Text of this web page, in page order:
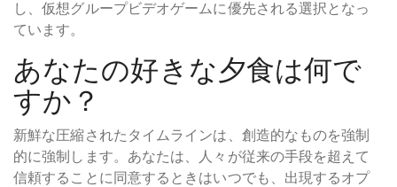
し、仮想グループビデオゲームに優先される選択となっ
ています。
あなたの好きな夕食は何で
すか？
新鮮な圧縮されたタイムラインは、創造的なものを強制
的に強制します。あなたは、人々が従来の手段を超えて
信頼することに同意するときはいつでも、出現するオプ